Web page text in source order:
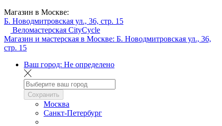
Магазин в Москве:
Б. Новодмитровская ул., 36, стр. 15
Веломастерская CityCycle
Магазин и мастерская в Москве: Б. Новодмитровская ул., 36,
стр. 15
Ваш город: Не определено
Сохранить
Москва
Санкт-Петербург